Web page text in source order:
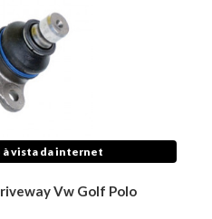
à vista da internet
Vw Golf Polo